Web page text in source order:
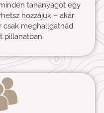
tananyagot egy
hozzájuk – akár
csak meghallgatnád
pillanatban.